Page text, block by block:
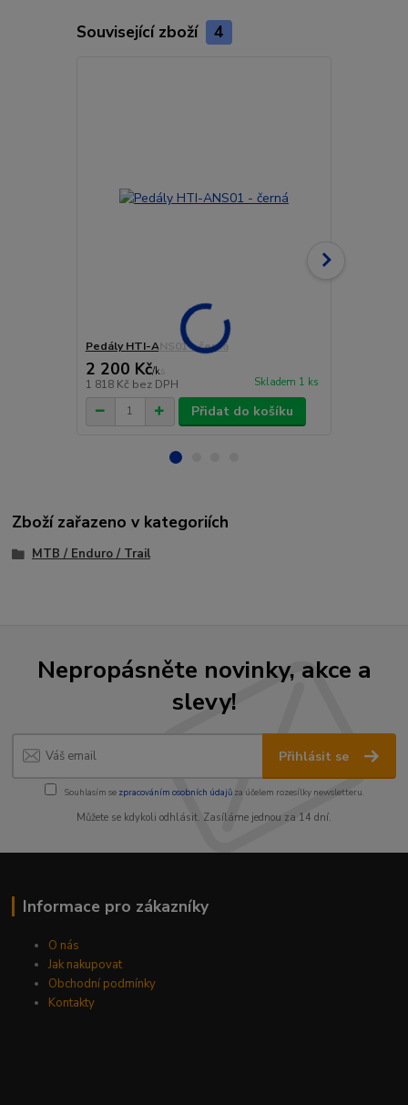
Související zboží 4
Pedály HTI-ANS01 - černá
2 200 Kč/ks
1 818 Kč bez DPH Skladem 1 ks
Přidat do košíku
Zboží zařazeno v kategoriích
MTB / Enduro / Trail
Nepropásněte novinky, akce a
slevy!
Přihlásit se
Souhlasím se zpracováním osobních údajůza účelem rozesílky newsletteru.
Můžete se kdykoli odhlásit. Zasíláme jednou za 14 dní.
Informace pro zákazníky
O nás
Jak nakupovat
Obchodní podmínky
Kontakty